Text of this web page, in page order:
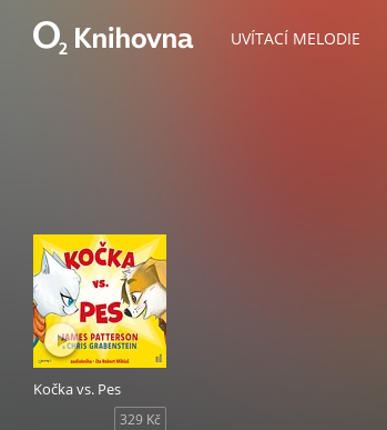
UVÍTACÍ MELODIE
Kočka vs. Pes
329 Kč